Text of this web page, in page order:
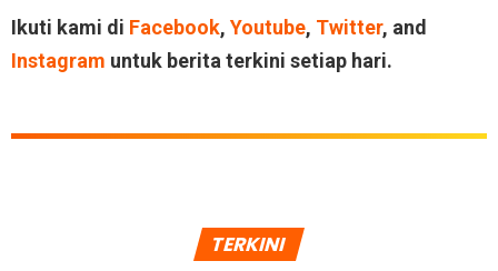
Ikuti kami di Facebook, Youtube, Twitter, and
Instagram untuk berita terkini setiap hari.
TERKINI